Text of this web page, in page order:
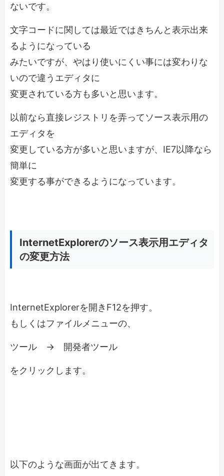
ないです。
文字コードに関しては最近ではきちんと表示出来
るようになっている
みたいですが、やはり使いにくい事には変わりな
いので違うエディタに
変更されている方も多いと思います。
以前なら直接レジストリを弄ってソース表示用の
エディタを
変更している方が多いと思いますが、IE7以降なら
簡単に
変更する事ができるようになっています。
InternetExplorerのソース表示用エディタ
の変更方法
InternetExplorerを開き F12を押す。
もしくはファイルメニューの、
ツール → 開発者ツール
をクリックします。
以下のような画面が出てきます。